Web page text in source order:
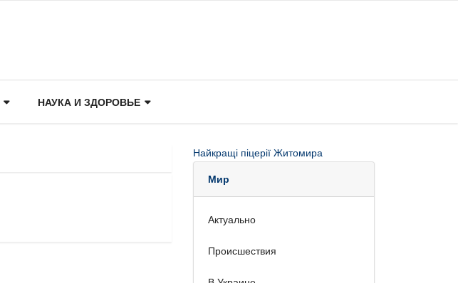
НАУКА И ЗДОРОВЬЕ
Найкращі піцерії Житомира
Мир
Актуально
Происшествия